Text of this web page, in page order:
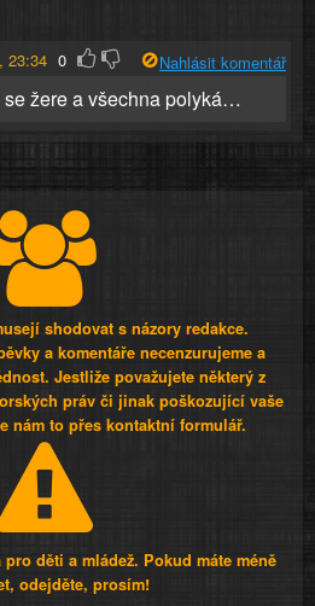
23:34 0 Nahlásit komentář
se žere a všechna polyká…
shodovat s názory redakce.
a komentáře necenzurujeme a
Jestliže považujete některý z
práv či jinak poškozující vaše
nám to přes kontaktní formulář.
děti a mládež. Pokud máte méně
odejděte, prosím!